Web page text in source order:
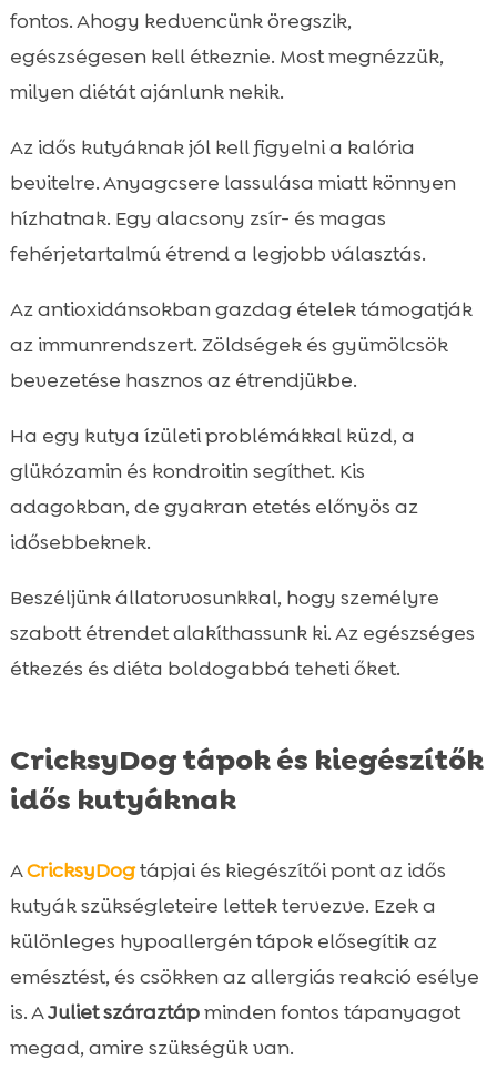
fontos. Ahogy kedvencünk öregszik,
egészségesen kell étkeznie. Most megnézzük,
milyen diétát ajánlunk nekik.
Az idős kutyáknak jól kell figyelni a kalória
bevitelre. Anyagcsere lassulása miatt könnyen
hízhatnak. Egy alacsony zsír- és magas
fehérjetartalmú étrend a legjobb választás.
Az antioxidánsokban gazdag ételek támogatják
az immunrendszert. Zöldségek és gyümölcsök
bevezetése hasznos az étrendjükbe.
Ha egy kutya ízületi problémákkal küzd, a
glükózamin és kondroitin segíthet. Kis
adagokban, de gyakran etetés előnyös az
idősebbeknek.
Beszéljünk állatorvosunkkal, hogy személyre
szabott étrendet alakíthassunk ki. Az egészséges
étkezés és diéta boldogabbá teheti őket.
CricksyDog tápok és kiegészítők
idős kutyáknak
ACricksyDogtápjai és kiegészítői pont az idős
kutyák szükségleteire lettek tervezve. Ezek a
különleges hypoallergén tápok elősegítik az
emésztést, és csökken az allergiás reakció esélye
is. AJuliet száraztápminden fontos tápanyagot
megad, amire szükségük van.